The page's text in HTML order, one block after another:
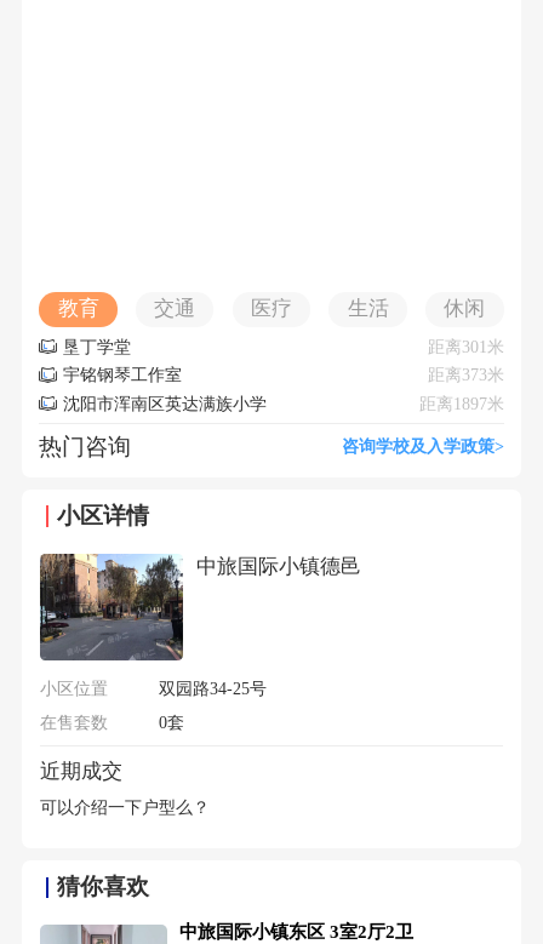
教育 交通 医疗 生活 休闲
垦丁学堂
距离301米
宇铭钢琴工作室
距离373米
沈阳市浑南区英达满族小学
距离1897米
热门咨询 咨询学校及入学政策>
小区详情
中旅国际小镇德邑
小区位置
双园路34-25号
在售套数
0套
近期成交
可以介绍一下户型么？
猜你喜欢
中旅国际小镇东区 3室2厅2卫